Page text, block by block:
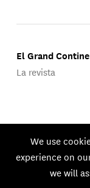
El Grand
La revista
© 2026 GEG.
We use
experience on
we will